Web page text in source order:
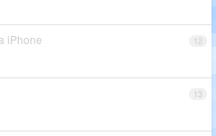
12
iPhone
13